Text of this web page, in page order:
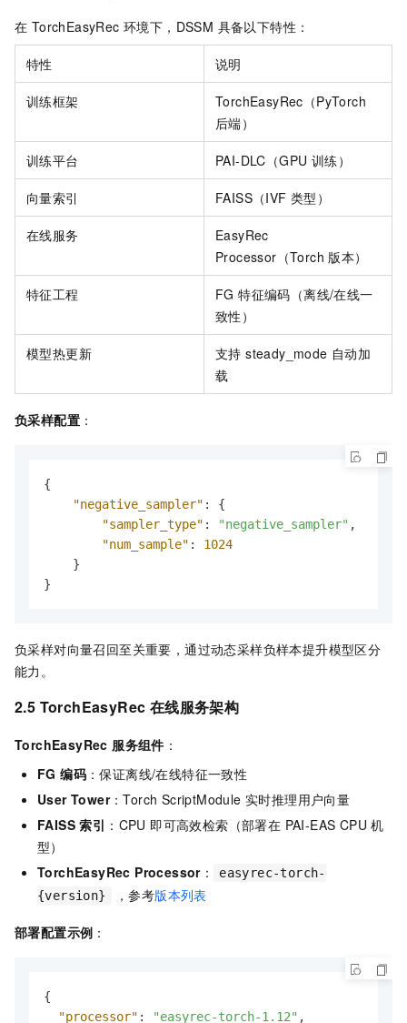
在 TorchEasyRec 环境下，DSSM 具备以下特性：
特性 说明
训练框架
TorchEasyRec（PyTorch
后端）
训练平台 PAI-DLC（GPU 训练）
向量索引 FAISS（IVF 类型）
在线服务
EasyRec
Processor（Torch 版本）
特征工程
FG 特征编码（离线/在线一
致性）
模型热更新
支持 steady_mode 自动加
载
负采样配置 ：
{
"negative_sampler" :
{
"sampler_type" : "negative_sampler" ,
"num_sample" :
1024
}
}
负采样对向量召回至关重要，通过动态采样负样本提升模型区分
能力。
2.5 TorchEasyRec 在线服务架构
TorchEasyRec 服务组件 ：
FG 编码 ：保证离线/在线特征一致性
User Tower：Torch ScriptModule 实时推理用户向量
FAISS 索引 ：CPU 即可高效检索（部署在 PAI-EAS CPU 机
型）
TorchEasyRec Processor：
easyrec-torch-
{version}
，参考版本列表
部署配置示例 ：
{
"processor" : "easyrec-torch-1.12" ,